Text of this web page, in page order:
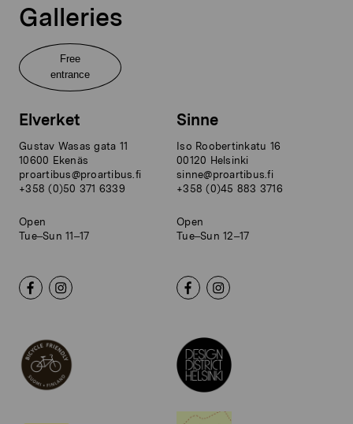
Galleries
Free
entrance
Elverket
Gustav Wasas gata 11
10600 Ekenäs
proartibus@proartibus.fi
+358 (0)50 371 6339
Open
Tue–Sun 11–17
Sinne
Iso Roobertinkatu 16
00120 Helsinki
sinne@proartibus.fi
+358 (0)45 883 3716
Open
Tue–Sun 12–17